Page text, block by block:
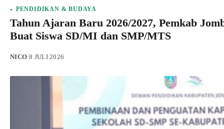
PENDIDIKAN & BUDAYA
Tahun Ajaran Baru 2026/2027, Pemkab
Buat Siswa SD/MI dan SMP/MTS
NICO·8 JULI 2026